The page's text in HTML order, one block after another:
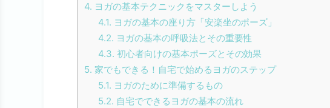
4. ヨガの基本テクニックをマスターしよう
4.1. ヨガの基本の座り方「安楽坐のポーズ」
4.2. ヨガの基本の呼吸法とその重要性
4.3. 初心者向けの基本ポーズとその効果
5. 家でもできる！自宅で始めるヨガのステップ
5.1. ヨガのために準備するもの
5.2. 自宅でできるヨガの基本の流れ